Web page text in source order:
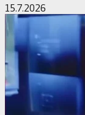
15.7.2026